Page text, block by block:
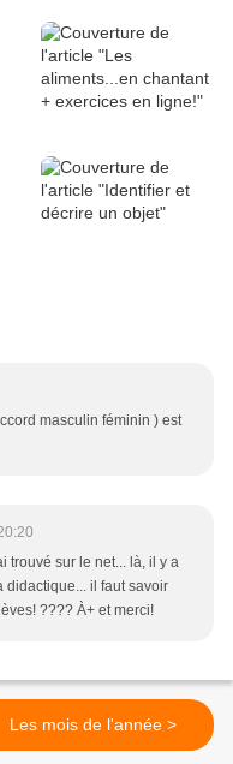
masculin féminin ) est
trouvé sur le net... là, il y a
didactique... il faut savoir
???? À+ et merci!
Les mois de l'année >